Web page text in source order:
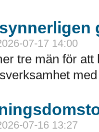
07-17 14:00
tre män för att
07-16 13:27